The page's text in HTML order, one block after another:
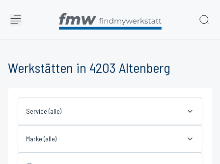
Werkstätten in 4203 Altenberg
Service (alle)
Marke (alle)